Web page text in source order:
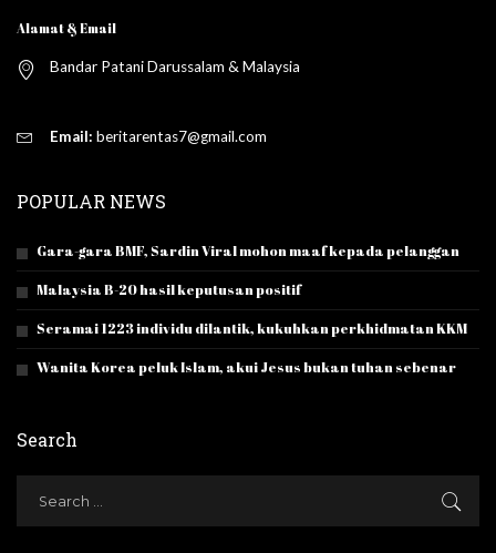
Alamat & Email
Bandar Patani Darussalam & Malaysia
Email: beritarentas7@gmail.com
POPULAR NEWS
Gara-gara BMF, Sardin Viral mohon maaf kepada pelanggan
Malaysia B-20 hasil keputusan positif
Seramai 1223 individu dilantik, kukuhkan perkhidmatan KKM
Wanita Korea peluk Islam, akui Jesus bukan tuhan sebenar
Search